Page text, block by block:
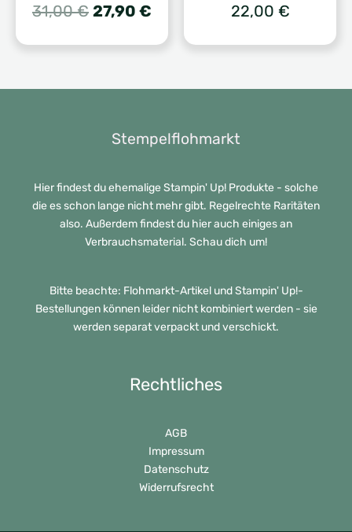
31,00€ Ursprünglicher
war:
27,90 €
ist:
22,00 €
Stempelflohmarkt
Hier findest du ehemalige Stampin' Up! Produkte - solche
die es schon lange nicht mehr gibt. Regelrechte Raritäten
also. Außerdem findest du hier auch einiges an
Verbrauchsmaterial. Schau dich um!
Bitte beachte: Flohmarkt-Artikel und Stampin' Up!-
Bestellungen können leider nicht kombiniert werden - sie
werden separat verpackt und verschickt.
Rechtliches
AGB
Impressum
Datenschutz
Widerrufsrecht